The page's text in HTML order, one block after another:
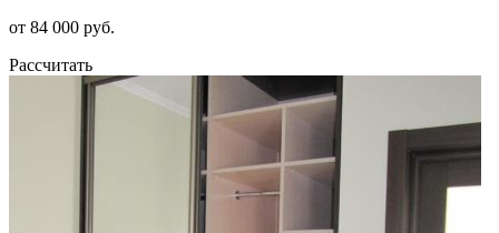
от 84 000 руб.
Рассчитать